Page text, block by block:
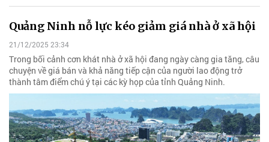
Quảng Ninh nỗ lực kéo giảm giá nhà ở xã hội
21/12/2025 23:34
Trong bối cảnh cơn khát nhà ở xã hội đang ngày càng gia tăng, câu
chuyện về giá bán và khả năng tiếp cận của người lao động trở
thành tâm điểm chú ý tại các kỳ họp của tỉnh Quảng Ninh.